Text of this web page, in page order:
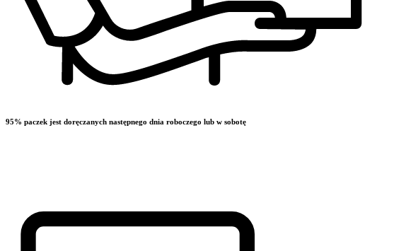
95% paczek jest doręczanych następnego dnia roboczego lub w sobotę